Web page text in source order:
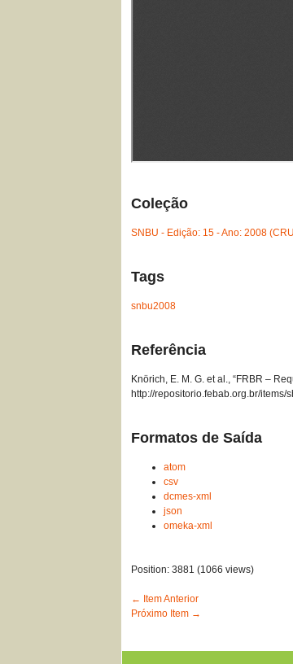
Coleção
SNBU - Edição: 15 - Ano: 2008
Tags
snbu2008
Referência
Knörich, E. M. G. et al., “FRBR –
http://repositorio.febab.org.br/items/
Formatos de Saída
atom
csv
dcmes-xml
json
omeka-xml
Position:3881 (1066 views)
← Item Anterior
Próximo Item →